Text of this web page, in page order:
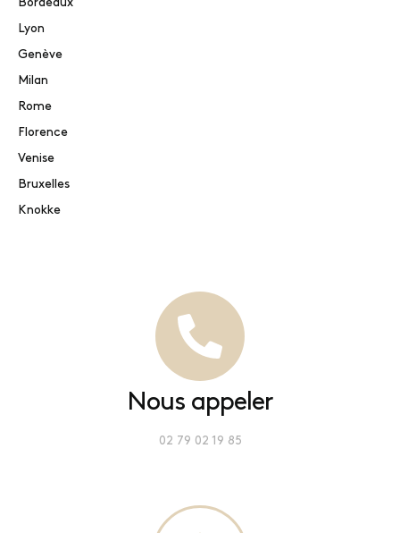
Bordeaux
Lyon
Genève
Milan
Rome
Florence
Venise
Bruxelles
Knokke
Nous appeler
02 79 02 19 85